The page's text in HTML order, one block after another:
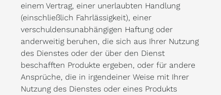
einem Vertrag, einer unerlaubten Handlung
(einschließlich Fahrlässigkeit), einer
verschuldensunabhängigen Haftung oder
anderweitig beruhen, die sich aus Ihrer Nutzung
des Dienstes oder der über den Dienst
beschafften Produkte ergeben, oder für andere
Ansprüche, die in irgendeiner Weise mit Ihrer
Nutzung des Dienstes oder eines Produkts